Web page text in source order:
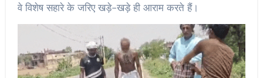
वे विशेष सहारे के जरिए खड़े-खड़े ही आराम करते हैं।